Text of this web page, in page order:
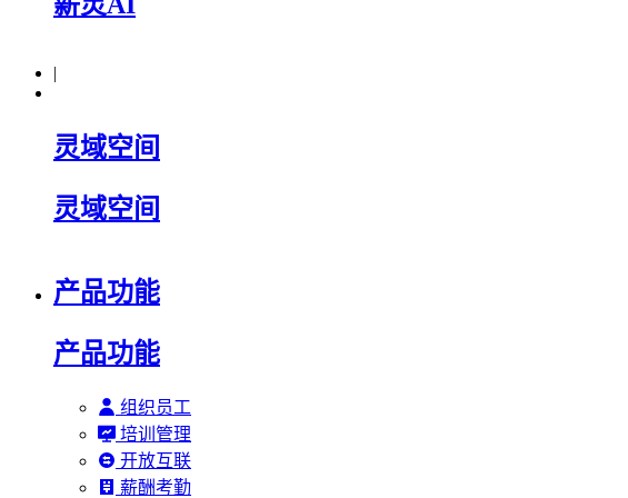
|
灵域空间
灵域空间
产品功能
产品功能
组织员工
培训管理
开放互联
薪酬考勤